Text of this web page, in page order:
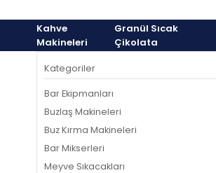
Kahve
Makineleri
Granül Sıcak
Çikolata
Kategoriler
Bar Ekipmanları
Buzlaş Makineleri
Buz Kırma Makineleri
Bar Mikserleri
Meyve Sıkacakları